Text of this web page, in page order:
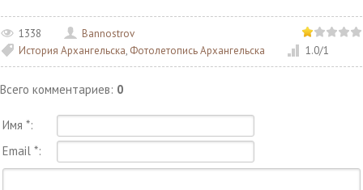
1338
Bannostrov
История Архангельска, Фотолетопись Архангельска 1.0/1
Всего комментариев: 0
Имя *:
Email *: